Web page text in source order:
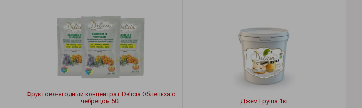
Фруктово-ягодный концентрат Delicia Облепиха с
чебрецом 50г
Джем Груша 1кг